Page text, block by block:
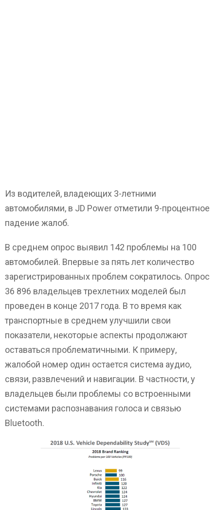
Из водителей, владеющих 3-летними
автомобилями, в JD Power отметили 9-процентное
падение жалоб.
В среднем опрос выявил 142 проблемы на 100
автомобилей. Впервые за пять лет количество
зарегистрированных проблем сократилось. Опрос
36 896 владельцев трехлетних моделей был
проведен в конце 2017 года. В то время как
транспортные в среднем улучшили свои
показатели, некоторые аспекты продолжают
оставаться проблематичными. К примеру,
жалобой номер один остается система аудио,
связи, развлечений и навигации. В частности, у
владельцев были проблемы со встроенными
системами распознавания голоса и связью
Bluetooth.